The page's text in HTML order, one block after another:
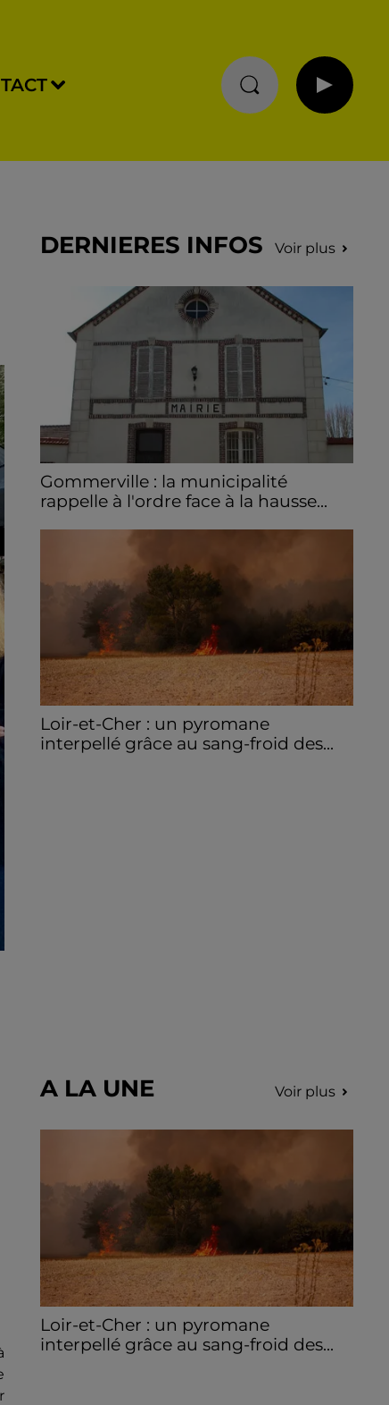
DERNIERES INFOS Voir plus
Gommerville : la municipalité
rappelle à l'ordre face à la hausse...
gaspillé : face à la hausse des incivilités, la
mairie de Gommerville hausse...
Loir-et-Cher : un pyromane
interpellé grâce au sang-froid des...
A LA UNE Voir plus
Loir-et-Cher : un pyromane
interpellé grâce au sang-froid des...